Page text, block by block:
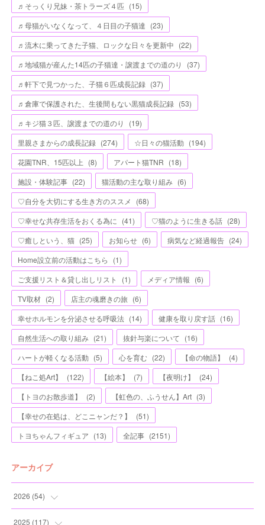
♬そっくり兄妹・茶トラーズ４匹 (15)
♬母猫がいなくなって、４日目の子猫達 (23)
♬流木に乗ってきた子猫、ロックな日々を更新中 (22)
♬地域猫が産んた14匹の子猫達・譲渡までの道のり
(37)
♬軒下で見つかった、子猫６匹成長記録 (37)
♬倉庫で保護された、生後間もない黒猫成長記録 (53)
♬キジ猫３匹、譲渡までの道のり
(19)
里親さまからの成長記録 (274) ☆日々の猫活動 (194)
花園TNR、15匹以上 (8) アパート猫TNR (18)
施設・体験記事 (22) 猫活動の主な取り組み (6)
♡自分を大切にする生き方のススメ
(68)
♡幸せな共存生活をおくる為に (41) ♡猫のように生きる話 (28)
♡癒しという、猫 (25) お知らせ (6) 病気など経過報告 (24)
Home設立前の活動はこちら
(1)
ご支援リスト＆貸し出しリスト
(1) メディア情報 (6)
TV取材 (2) 店主の魂磨きの旅 (6)
幸せホルモンを分泌させる呼吸法 (14) 健康を取り戻す話 (16)
自然生活への取り組み (21) 抜針与楽について (16)
ハートが軽くなる活動 (5) 心を育む (22) 【命の物語】 (4)
【ねこ処Art】
(122) 【絵本】 (7) 【夜明け】 (24)
【トヨのお散歩道】
(2) 【虹色の、ふうせん】Art (3)
【幸せの在処は、どこニャンだ？】
(51)
トヨちゃんフィギュア (13) 全記事 (2151)
アーカイブ
2026 (54)
(2)
2025 (117)